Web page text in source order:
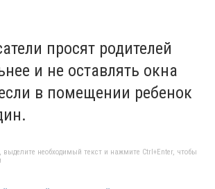
просят родителей
и не оставлять окна
в помещении ребенок
необходимый текст и нажмите Ctrl+Enter, чтобы